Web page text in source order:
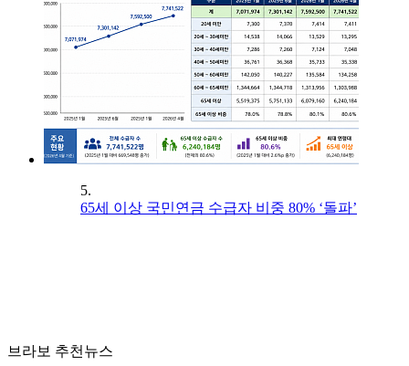
5.
65세 이상 국민연금 수급자 비중 80% ‘돌파’
브라보 추천뉴스